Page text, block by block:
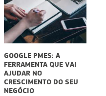
EMBALAGENS PARA
DELIVERY:
SUSTENTABILIDADE
PODE SER UM
DIFERENCIAL